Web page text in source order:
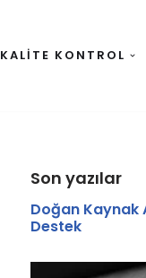
KALITE KONTROL
Son yazılar
Doğan Kaynak
Destek